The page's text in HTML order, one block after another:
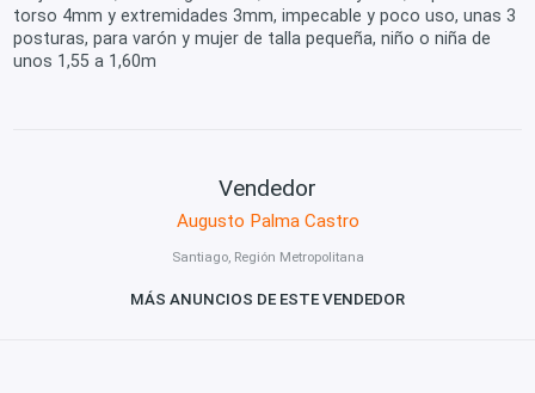
torso 4mm y extremidades 3mm, impecable y poco uso, unas 3
posturas, para varón y mujer de talla pequeña, niño o niña de
unos 1,55 a 1,60m
Vendedor
Augusto Palma Castro
Santiago, Región Metropolitana
MÁS ANUNCIOS DE ESTE VENDEDOR